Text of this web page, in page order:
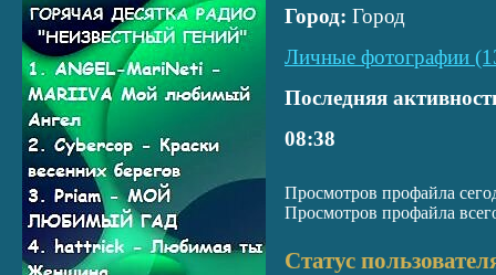
Город: Город
Личные фотографии
Последняя
08:38
Просмотров профайла
Просмотров профайла
Статус